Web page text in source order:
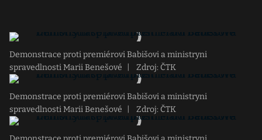
Demonstrace proti premiérovi Babišovi a ministryni
spravedlnosti Marii Benešové
Zdroj: ČTK
Demonstrace proti premiérovi Babišovi a ministryni
spravedlnosti Marii Benešové
Zdroj: ČTK